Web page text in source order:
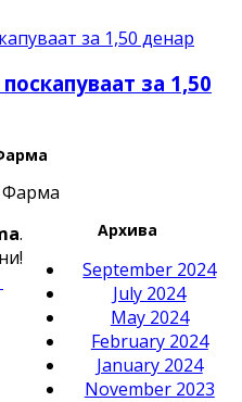
за 1,50
Архива
September 2024
July 2024
May 2024
February 2024
January 2024
November 2023
.